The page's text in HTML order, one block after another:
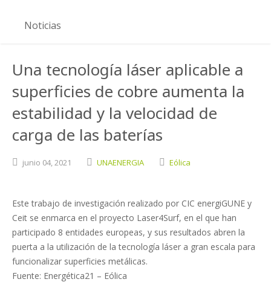
Noticias
Una tecnología láser aplicable a
superficies de cobre aumenta la
estabilidad y la velocidad de
carga de las baterías
junio 04,2021 UNAENERGIA Eólica
Este trabajo de investigación realizado por CIC energiGUNE y
Ceit se enmarca en el proyecto Laser4Surf, en el que han
participado 8 entidades europeas, y sus resultados abren la
puerta a la utilización de la tecnología láser a gran escala para
funcionalizar superficies metálicas.
Fuente: Energética21 – Eólica